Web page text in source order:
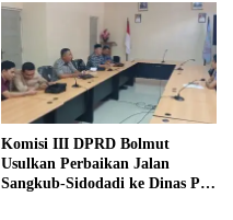
Komisi III DPRD Bolmut
Usulkan Perbaikan Jalan
Sangkub-Sidodadi ke Dinas PU